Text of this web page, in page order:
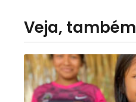
Veja, também